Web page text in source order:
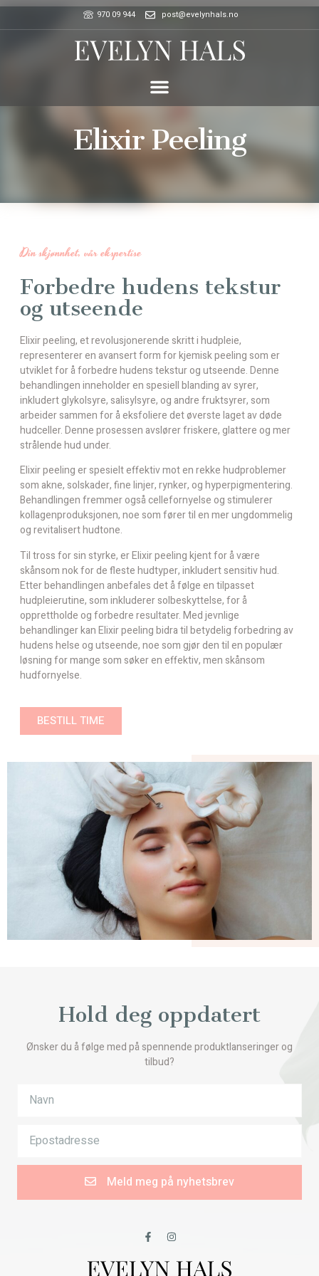
970 09 944 post@evelynhals.no
Elixir Peeling
Din skjønnhet, vår ekspertise
Forbedre hudens tekstur
og utseende
Elixir peeling, et revolusjonerende skritt i hudpleie,
representerer en avansert form for kjemisk peeling som er
utviklet for å forbedre hudens tekstur og utseende. Denne
behandlingen inneholder en spesiell blanding av syrer,
inkludert glykolsyre, salisylsyre, og andre fruktsyrer, som
arbeider sammen for å eksfoliere det øverste laget av døde
hudceller. Denne prosessen avslører friskere, glattere og mer
strålende hud under.
Elixir peeling er spesielt effektiv mot en rekke hudproblemer
som akne, solskader, fine linjer, rynker, og hyperpigmentering.
Behandlingen fremmer også cellefornyelse og stimulerer
kollagenproduksjonen, noe som fører til en mer ungdommelig
og revitalisert hudtone.
Til tross for sin styrke, er Elixir peeling kjent for å være
skånsom nok for de fleste hudtyper, inkludert sensitiv hud.
Etter behandlingen anbefales det å følge en tilpasset
hudpleierutine, som inkluderer solbeskyttelse, for å
opprettholde og forbedre resultater. Med jevnlige
behandlinger kan Elixir peeling bidra til betydelig forbedring av
hudens helse og utseende, noe som gjør den til en populær
løsning for mange som søker en effektiv, men skånsom
hudfornyelse.
BESTILL TIME
Hold deg oppdatert
Ønsker du å følge med på spennende produktlanseringer og
tilbud?
Meld meg på nyhetsbrev